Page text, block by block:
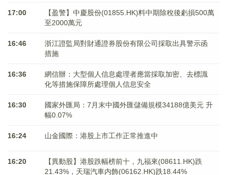
17:00
【盈警】中慶股份(01855.HK)料中期除稅後虧損500萬
至2000萬元
16:46
浙江證監局對財通證券股份有限公司採取出具警示函
措施
16:36
網信辦：大型個人信息處理者應當採取加密、去標識
化等措施保障所處理個人信息安全
16:30
國家外匯局：7月末中國外匯儲備規模34188億美元 升
幅0.07%
16:24 山金國際：港股上市工作正常推進中
16:20
【異動股】港股跌幅榜前十，九福來(08611.HK)跌
21.43%，天瑞汽車内飾(06162.HK)跌18.44%